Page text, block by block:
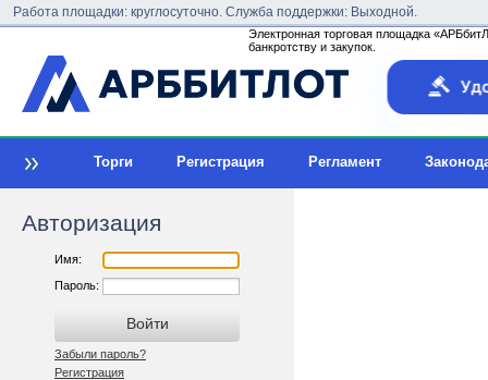
Работа площадки: круглосуточно. Служба поддержки: Выходной.
Электронная торговая площадка
банкротству и закупок.
Торги Регистрация Регламент
Авторизация
Имя:
Пароль:
Забыли пароль?
Регистрация